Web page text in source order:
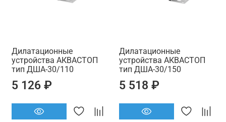
Дилатационные
устройства АКВАСТОП
тип ДША-30/110
5 126 ₽
Дилатационные
устройства АКВАСТОП
тип ДША-30/150
5 518 ₽